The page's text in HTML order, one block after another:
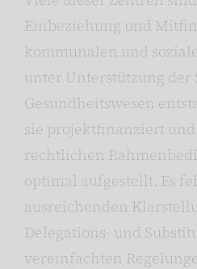
Einbeziehung und
kommunalen und
unter Unterstützung
Gesundheitswesen
sie projektfinanziert
rechtlichen
optimal aufgestellt. Es
ausreichenden
Delegations- und
vereinfachten